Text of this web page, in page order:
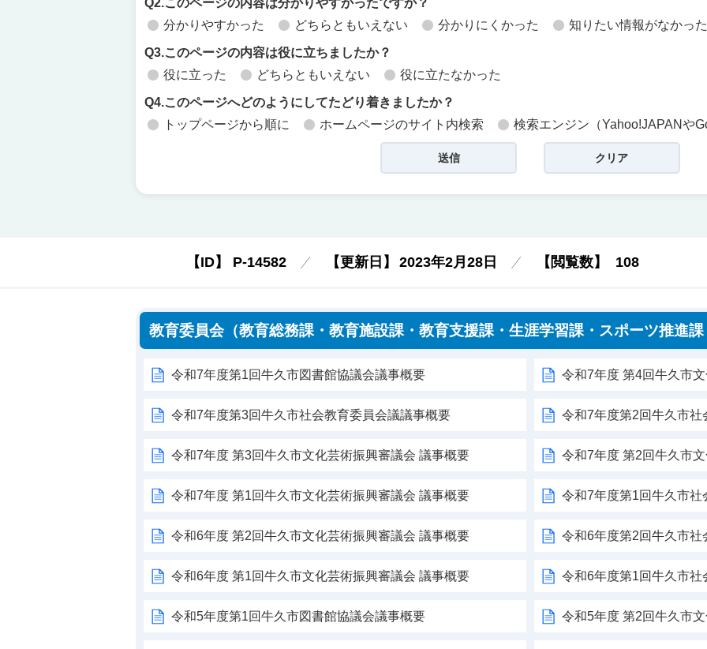
Q2.このページの内容は分かりやすかったですか？
分かりやすかった
どちらともいえない 分かりにくかった 知りたい情報がなかった
Q3.このページの内容は役に立ちましたか？
役に立った
どちらともいえない 役に立たなかった
Q4.このページへどのようにしてたどり着きましたか？
トップページから順に
ホームページのサイト内検索 検索エンジン（Yahoo!JAPANや
【ID】 P-14582 【更新日】 2023年2月28日 【閲覧数】 108
教育委員会（教育総務課・教育施設課・教育支援課・生涯学習課・スポーツ推進
令和7年度第1回牛久市図書館協議会議事概要 令和7年度 第4回牛久市
令和7年度第3回牛久市社会教育委員会議議事概要 令和7年度第2回牛久市
令和7年度 第3回牛久市文化芸術振興審議会 議事概要 令和7年度 第2回牛久市
令和7年度 第1回牛久市文化芸術振興審議会 議事概要 令和7年度第1回牛久市
令和6年度 第2回牛久市文化芸術振興審議会 議事概要 令和6年度第2回牛久市
令和6年度 第1回牛久市文化芸術振興審議会 議事概要 令和6年度第1回牛久市
令和5年度第1回牛久市図書館協議会議事概要 令和5年度 第2回牛久市